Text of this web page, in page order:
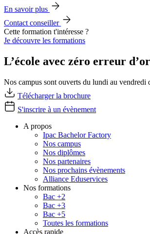
En savoir plus
Contact conseiller
Cette formation t'intéresse ?
Je découvre les formations
L’école avec zéro erreur
Nos campus sont ouverts du lundi au vendredi
Télécharger la brochure
S'inscrire à un évènement
A propos
Ipac Bachelor Factory
Nos campus
Nos diplômes
Nos partenaires
Nos prochains évènements
Alliance Eduservices
Nos formations
Bac +2
Bac +3
Bac +5
Toutes les formations
Accès rapide